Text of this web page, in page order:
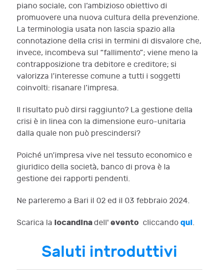
piano sociale, con l’ambizioso obiettivo di
promuovere una nuova cultura della prevenzione.
La terminologia usata non lascia spazio alla
connotazione della crisi in termini di disvalore che,
invece, incombeva sul “fallimento”; viene meno la
contrapposizione tra debitore e creditore; si
valorizza l’interesse comune a tutti i soggetti
coinvolti: risanare l’impresa.
Il risultato può dirsi raggiunto? La gestione della
crisi è in linea con la dimensione euro-unitaria
dalla quale non può prescindersi?
Poiché un’impresa vive nel tessuto economico e
giuridico della società, banco di prova è la
gestione dei rapporti pendenti.
Ne parleremo a Bari il 02 ed il 03 febbraio 2024.
Scarica la locandinadell' evento cliccando qui.
Saluti introduttivi